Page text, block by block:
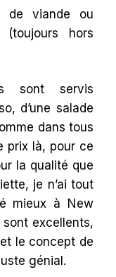
de viande ou
hors
sont servis
d’une salade
dans tous
prix là, pour ce
la qualité que
je n’ai tout
mieux à New
excellents,
le concept de
génial.